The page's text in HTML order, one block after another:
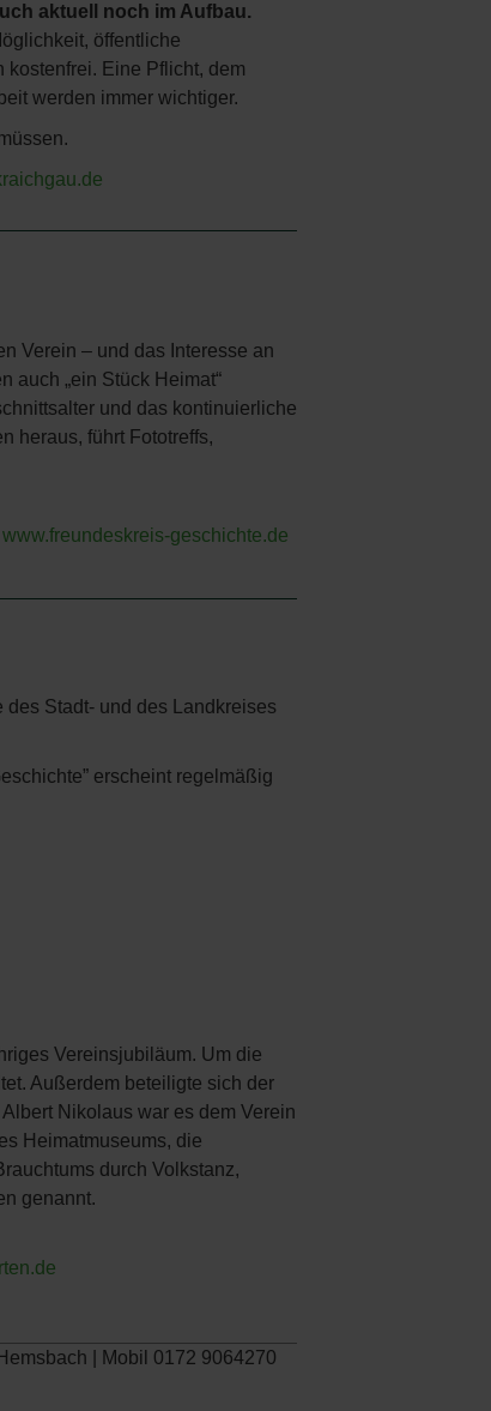
aktuell noch im Aufbau.
öffentliche
Eine Pflicht, dem
werden immer wichtiger.
Verein – und das Interesse an
auch „ein Stück Heimat“
und das kontinuierliche
heraus, führt Fototreffs,
www.freundeskreis-geschichte.de
Stadt- und des Landkreises
erscheint regelmäßig
Vereinsjubiläum. Um die
Außerdem beteiligte sich der
Nikolaus war es dem Verein
Heimatmuseums, die
durch Volkstanz,
genannt.
| Mobil 0172 9064270